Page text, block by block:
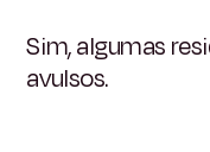
Sim, algumas
avulsos.